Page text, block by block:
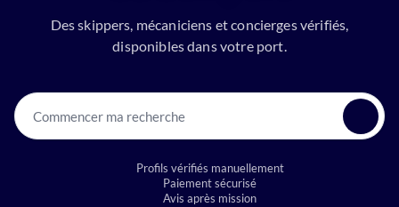
Des skippers, mécaniciens et concierges vérifiés,
disponibles dans votre port.
Commencer ma recherche
Profils vérifiés manuellement
Paiement sécurisé
Avis après mission